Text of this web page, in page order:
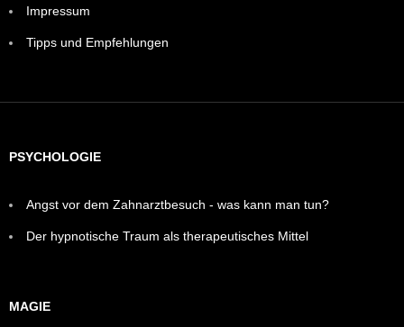
Impressum
Tipps und Empfehlungen
PSYCHOLOGIE
Angst vor dem Zahnarztbesuch - was kann man tun?
Der hypnotische Traum als therapeutisches Mittel
MAGIE